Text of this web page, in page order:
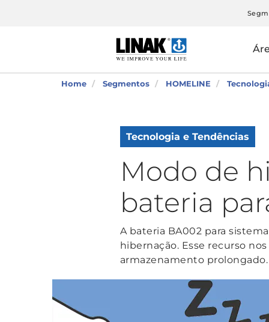
Home Segmentos HOMELINE
Tecnologia e Tendências
Modo de
bateria
A bateria BA002 para
hibernação. Esse recurso
armazenamento prolongado.